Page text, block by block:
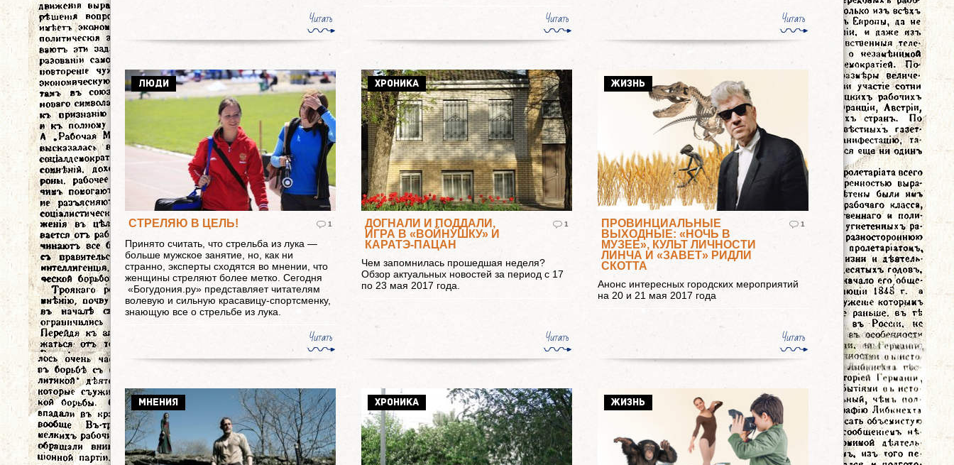
Читать Читать Читать
ЛЮДИ
СТРЕЛЯЮ В ЦЕЛЬ! 1
Принято считать, что стрельба из лука —
больше мужское занятие, но, как ни
странно, эксперты сходятся во мнении, что
женщины стреляют более метко. Сегодня
«Богудония.ру» представляет читателям
волевую и сильную красавицу-спортсменку,
знающую все о стрельбе из лука.
Читать
ХРОНИКА
ДОГНАЛИ И ПОДДАЛИ,
ИГРА В «ВОЙНУШКУ» И
КАРАТЭ-ПАЦАН
1
Чем запомнилась прошедшая неделя?
Обзор актуальных новостей за период с 17
по 23 мая 2017 года.
Читать
ЖИЗНЬ
ПРОВИНЦИАЛЬНЫЕ
ВЫХОДНЫЕ: «НОЧЬ В
МУЗЕЕ», КУЛЬТ ЛИЧНОСТИ
ЛИНЧА И «ЗАВЕТ» РИДЛИ
СКОТТА
1
Анонс интересных городских мероприятий
на 20 и 21 мая 2017 года
Читать
МНЕНИЯ ХРОНИКА ЖИЗНЬ